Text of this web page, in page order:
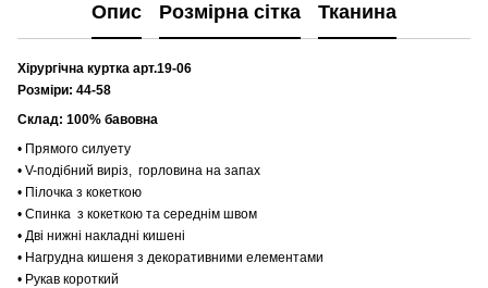
Опис Розмірна сітка Тканина
Хірургічна куртка арт.19-06
Розміри: 44-58
Склад: 100% бавовна
• Прямого силуету
• V-подібний виріз, горловина на запах
• Пілочка з кокеткою
• Спинка з кокеткою та середнім швом
• Дві нижні накладні кишені
• Нагрудна кишеня з декоративними елементами
• Рукав короткий